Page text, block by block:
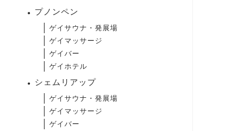
プノンペン
ゲイサウナ・発展場
ゲイマッサージ
ゲイバー
ゲイホテル
シェムリアップ
ゲイサウナ・発展場
ゲイマッサージ
ゲイバー